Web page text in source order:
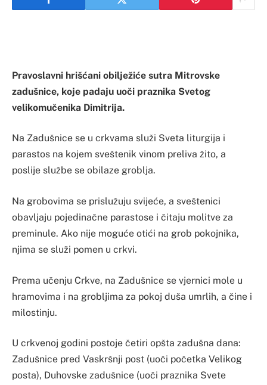
Pravoslavni hrišćani obilježiće sutra Mitrovske
zadušnice, koje padaju uoči praznika Svetog
velikomučenika Dimitrija.
Na Zadušnice se u crkvama služi Sveta liturgija i
parastos na kojem sveštenik vinom preliva žito, a
poslije službe se obilaze groblja.
Na grobovima se prislužuju svijeće, a sveštenici
obavljaju pojedinačne parastose i čitaju molitve za
preminule. Ako nije moguće otići na grob pokojnika,
njima se služi pomen u crkvi.
Prema učenju Crkve, na Zadušnice se vjernici mole u
hramovima i na grobljima za pokoj duša umrlih, a čine i
milostinju.
U crkvenoj godini postoje četiri opšta zadušna dana:
Zadušnice pred Vaskršnji post (uoči početka Velikog
posta), Duhovske zadušnice (uoči praznika Svete